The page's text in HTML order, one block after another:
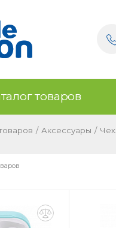
товаров
/ Аксессуары /